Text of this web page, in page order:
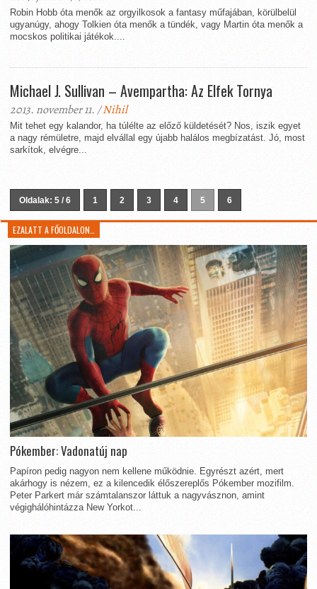
Robin Hobb óta menők az orgyilkosok a fantasy műfajában, körülbelül
ugyanúgy, ahogy Tolkien óta menők a tündék, vagy Martin óta menők a
mocskos politikai játékok....
Michael J. Sullivan – Avempartha: Az Elfek Tornya
2013. november 11. /Nihil
Mit tehet egy kalandor, ha túlélte az előző küldetését? Nos, iszik egyet
a nagy rémületre, majd elvállal egy újabb halálos megbízatást. Jó, most
sarkítok, elvégre...
Oldalak: 5 / 6 1 2 3 4 5 6
EZALATT A FŐOLDALON…
Pókember: Vadonatúj nap
Papíron pedig nagyon nem kellene működnie. Egyrészt azért, mert
akárhogy is nézem, ez a kilencedik élőszereplős Pókember mozifilm.
Peter Parkert már számtalanszor láttuk a nagyvásznon, amint
végighálóhintázza New Yorkot...